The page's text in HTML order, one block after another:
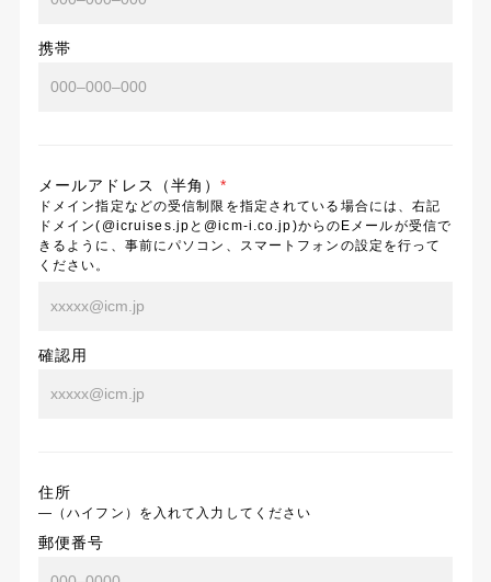
携帯
メールアドレス（半角）*
ドメイン指定などの受信制限を指定されている場合には、右記
ドメイン(@icruises.jpと@icm-i.co.jp)からのEメールが受信で
きるように、事前にパソコン、スマートフォンの設定を行って
ください。
確認用
住所
―（ハイフン）を入れて入力してください
郵便番号